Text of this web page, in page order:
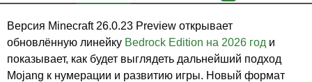
Версия Minecraft 26.0.23 Preview открывает
обновлённую линейку Bedrock Edition на 2026 год и
показывает, как будет выглядеть дальнейший подход
Mojang к нумерации и развитию игры. Новый формат